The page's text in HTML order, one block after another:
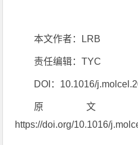
本文作者：LRB
责任编辑：TYC
DOI：10.1016/
原文
https://doi.org/10.1016/